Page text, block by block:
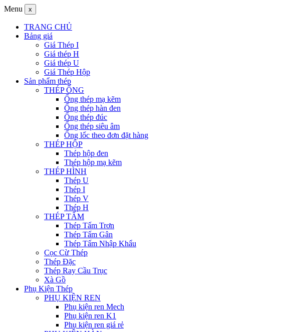
Menu x
TRANG CHỦ
Bảng giá
Giá Thép I
Giá thép H
Giá thép U
Giá Thép Hộp
Sản phẩm thép
THÉP ỐNG
Ống thép mạ kẽm
Ống thép hàn đen
Ống thép đúc
Ống thép siêu âm
Ống lốc theo đơn đặt hàng
THÉP HỘP
Thép hộp đen
Thép hộp mạ kẽm
THÉP HÌNH
Thép U
Thép I
Thép V
Thép H
THÉP TẤM
Thép Tấm Trơn
Thép Tấm Gân
Thép Tấm Nhập Khẩu
Cọc Cừ Thép
Thép Đặc
Thép Ray Cầu Trục
Xà Gồ
Phụ Kiện Thép
PHỤ KIỆN REN
Phụ kiện ren Mech
Phụ kiện ren K1
Phụ kiện ren giá rẻ